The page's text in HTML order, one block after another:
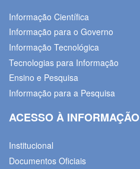
Informação Científica
Informação para o Governo
Informação Tecnológica
Tecnologias para Informação
Ensino e Pesquisa
Informação para a Pesquisa
ACESSO À INFORMAÇÃO
Institucional
Documentos Oficiais